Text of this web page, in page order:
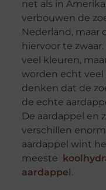
net als in
verbouwen de
Nederland, maar
hiervoor te
veel kleuren,
worden echt veel
denken dat de
de echte
De aardappel en
verschillen
aardappel wint
meeste
aardappel.